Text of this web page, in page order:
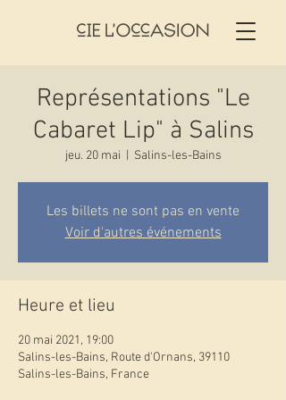
Représentations "Le
Cabaret Lip" à Salins
jeu. 20 mai Salins-les-Bains
Les billets ne sont pas en vente
Voir d'autres événements
Heure et lieu
20 mai 2021, 19:00
Salins-les-Bains, Route d'Ornans, 39110
Salins-les-Bains, France